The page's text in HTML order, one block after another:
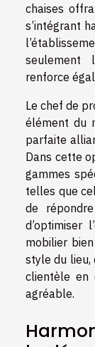
chaises
s’intégrant
seulement
renforce
Le chef de
élément du
parfaite
Dans cette
gammes
telles que
de
d’optimiser
mobilier
style du lieu,
clientèle en
agréable.